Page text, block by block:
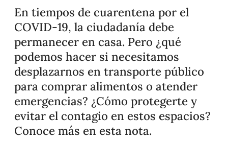
En tiempos de cuarentena por el
COVID-19, la ciudadanía debe
permanecer en casa. Pero ¿qué
podemos hacer si necesitamos
desplazarnos en transporte público
para comprar alimentos o atender
emergencias? ¿Cómo protegerte y
evitar el contagio en estos espacios?
Conoce más en esta nota.